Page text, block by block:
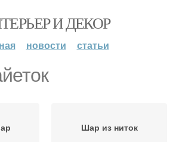
И ДЕКОР
новости статьи
Шар из ниток